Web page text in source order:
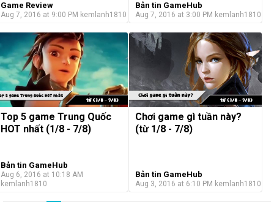
Game Review
Aug 7, 2016 at 9:00 PM kemlanh1810
Bản tin GameHub
Aug 7, 2016 at 3:00 PM kemlanh1810
Top 5 game Trung Quốc
HOT nhất (1/8 - 7/8)
Bản tin GameHub
Aug 6, 2016 at 10:18 AM
kemlanh1810
Chơi game gì tuần này?
(từ 1/8 - 7/8)
Bản tin GameHub
Aug 3, 2016 at 6:10 PM kemlanh1810